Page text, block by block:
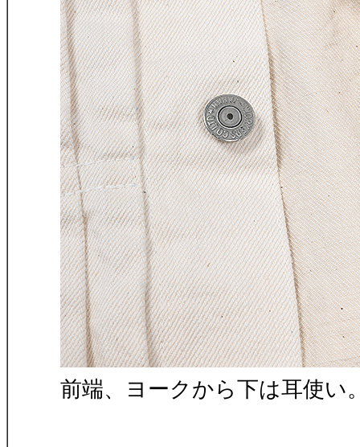
前端、ヨークから下は耳使い